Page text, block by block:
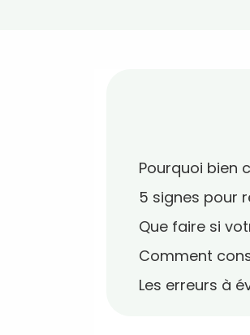
Pourquoi bien
5 signes pour
Que faire si
Comment
Les erreurs à